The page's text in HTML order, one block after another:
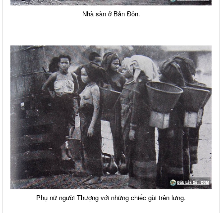
Nhà sàn ở Bản Đôn.
Phụ nữ người Thượng với những chiếc gùi trên lưng.